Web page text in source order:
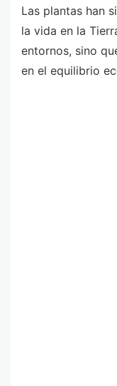
Las plantas han
la vida en la
entornos, sino
en el equilibrio